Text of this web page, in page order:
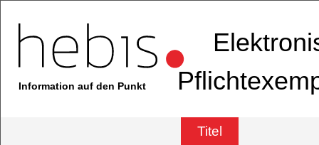
Information auf den Punkt
Titel